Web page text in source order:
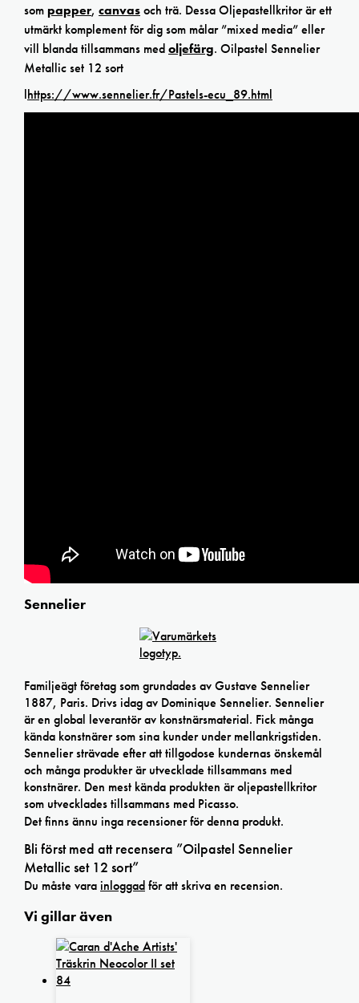
sompapper, canvasoch trä. Dessa Oljepastellkritor är ett
utmärkt komplement för dig som målar ”mixed media” eller
vill blanda tillsammans medoljefärg. Oilpastel Sennelier
Metallic set 12 sort
lhttps://www.sennelier.fr/Pastels-ecu_89.html
Sennelier
Familjeägt företag som grundades av Gustave Sennelier
1887, Paris. Drivs idag av Dominique Sennelier. Sennelier
är en global leverantör av konstnärsmaterial. Fick många
kända konstnärer som sina kunder under mellankrigstiden.
Sennelier strävade efter att tillgodose kundernas önskemål
och många produkter är utvecklade tillsammans med
konstnärer. Den mest kända produkten är oljepastellkritor
som utvecklades tillsammans med Picasso.
Det finns ännu inga recensioner för denna produkt.
Bli först med att recensera ”Oilpastel Sennelier
Metallic set 12 sort”
Du måste varainloggadför att skriva en recension.
Vi gillar även